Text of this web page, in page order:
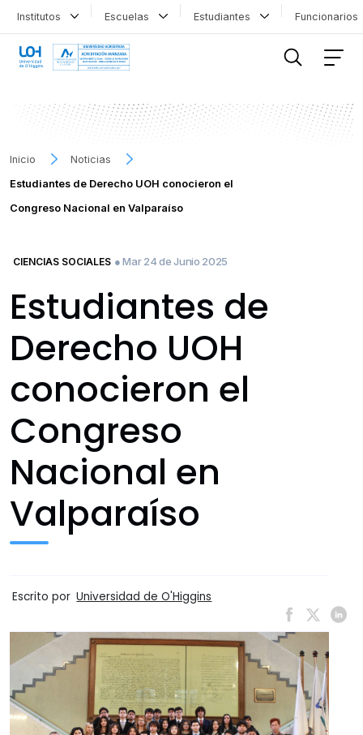
Institutos Escuelas Estudiantes
Inicio
Noticias
Estudiantes de Derecho UOH conocieron el
Congreso Nacional en Valparaíso
CIENCIAS SOCIALES ● Mar 24 de Junio 2025
Estudiantes de
Derecho UOH
conocieron el
Congreso
Nacional en
Valparaíso
Escrito por Universidad de O'Higgins